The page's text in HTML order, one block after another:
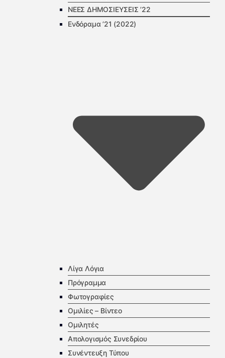
ΝΕΕΣ ΔΗΜΟΣΙΕΥΣΕΙΣ ’22
Ενδόραμα ’21 (2022)
Λίγα Λόγια
Πρόγραμμα
Φωτογραφίες
Ομιλίες – Βίντεο
Ομιλητές
Απολογισμός Συνεδρίου
Συνέντευξη Τύπου